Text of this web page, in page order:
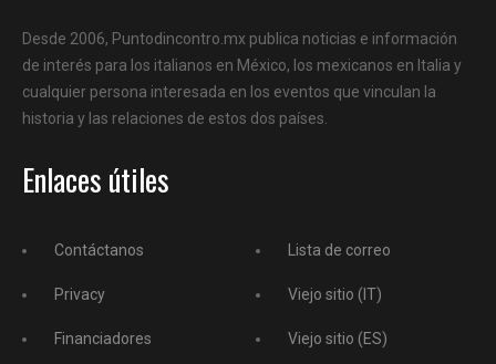
Desde 2006, Puntodincontro.mx publica noticias e información
de interés para los italianos en México, los mexicanos en Italia y
cualquier persona interesada en los eventos que vinculan la
historia y las relaciones de estos dos países.
Enlaces útiles
Contáctanos
Privacy
Financiadores
Lista de correo
Viejo sitio (IT)
Viejo sitio (ES)